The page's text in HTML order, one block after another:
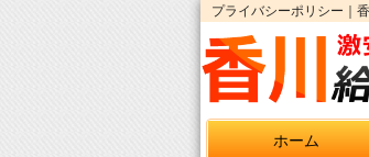
プライバシーポリシー｜
ホーム